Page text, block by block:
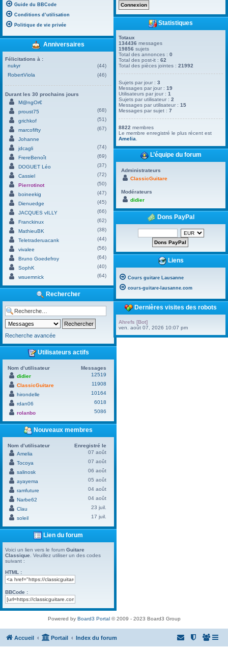
Guide du BBCode
Conditions d’utilisation
Politique de vie privée
Anniversaires
Félicitations à :
nukyr
(44)
RobertViola
(46)
Durant les 30 prochains jours
M@ngOr€
proust75
(68)
grichkof
(51)
marcofifty
(67)
Johanne
jdcagli
(74)
FrereBenoît
(69)
DOGUET Léo
(37)
Cassiel
(72)
Pierrotinot
(50)
boineekig
(47)
Dienuedge
(45)
JACQUES vILLY
(66)
Franckinux
(62)
MathieuBK
(38)
Teletraderuacank
(44)
vivalee
(56)
Bruno Goedefroy
(64)
SophK
(40)
wsuemnick
(64)
Rechercher
Recherche avancée
Utilisateurs actifs
Nom d’utilisateur
Messages
didier
12519
ClassicGuitare
11908
hirondelle
10164
rdan06
6018
rolanbo
5086
Nouveaux membres
Nom d’utilisateur
Enregistré le
Amelia
07 août
Tocoya
07 août
salinosk
06 août
ayayema
05 août
ramfuture
04 août
Narbe62
04 août
Clau
23 juil.
soleil
17 juil.
Lien du forum
Voici un lien vers le forum Guitare
Classique . Veuillez utiliser un des codes
suivant :
HTML :
BBCode :
Statistiques
Totaux
134436 messages
19856 sujets
Total des annonces :0
Total des post-it :62
Total des pièces jointes :21992
Sujets par jour :3
Messages par jour :19
Utilisateurs par jour :1
Sujets par utilisateur :2
Messages par utilisateur :15
Messages par sujet :7
8822 membres
Le membre enregistré le plus récent est
Amelia
L’équipe du forum
Administrateurs
ClassicGuitare
Modérateurs
didier
Dons PayPal
Liens
Cours guitare Lausanne
cours-guitare-lausanne.com
Dernières visites des robots
Ahrefs [Bot]
ven. août 07, 2026 10:07 pm
Powered by Board3 Portal© 2009 - 2023 Board3 Group
Accueil Portail Index du forum